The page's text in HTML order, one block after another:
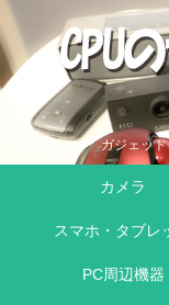
ガジェッ
カメラ
スマホ・タブレ
PC周辺機器